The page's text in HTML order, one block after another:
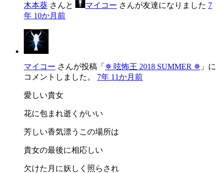
木本葵 さんと マイコー さんが友達になりました 7
年 10か月前
マイコー さんが投稿「 ✵ 呟怖王 2018 SUMMER ✵ 」に
コメントしました。 7年 11か月前
愛しい貴女
花に包まれ逝くがいい
芳しい香気漂うこの場所は
貴女の最後に相応しい
欠けた月に妖しく照らされ